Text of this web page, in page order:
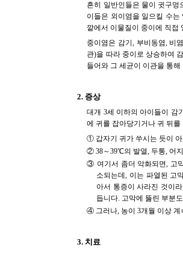
흔히 일반인들은 물이 귓구멍
이들은 외이염을 일으킬 수
깥에서 이물질이 중이에 직접
중이염은 감기, 부비동염, 비
관)을 따라 중이로 상승하여
들어와 그 세균이 이관을 통
2. 증상
대개 3세 이하의 아이들이 감
에 귀를 잡아당기거나 귀 뒤
① 갑자기 귀가 쑤시는 듯이
② 38～39℃의 발열, 두통, 어
③ 여기서 좀더 악화되면, 고
소되는데, 이는 파열된 고
아서 통증이 사라진 것이
듭니다. 고막에 뚫린 부분
④ 그러나, 농이 3개월 이상 계
3. 치료